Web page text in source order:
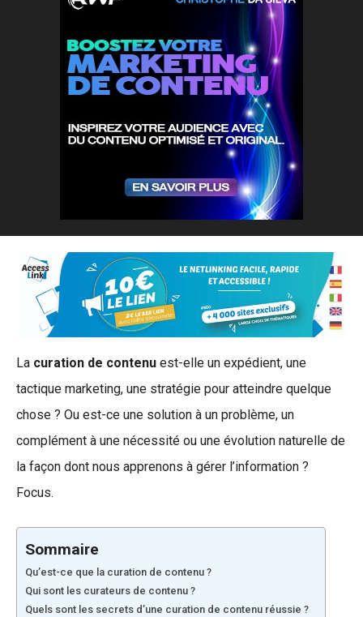
La curation de contenu est-elle un expédient, une
tactique marketing, une stratégie pour atteindre quelque
chose ? Ou est-ce une solution à un problème, un
complément à une nécessité ou une évolution naturelle de
la façon dont nous apprenons à gérer l’information ?
Focus.
Sommaire
Qu’est-ce que la curation de contenu ?
Qui sont les curateurs de contenu ?
Quels sont les secrets d’une curation de contenu réussie ?